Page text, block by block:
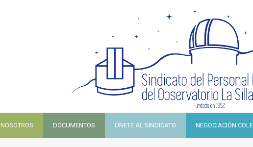
NOSOTROS DOCUMENTOS ÚNETE AL SINDICATO NEGOCIACIÓN